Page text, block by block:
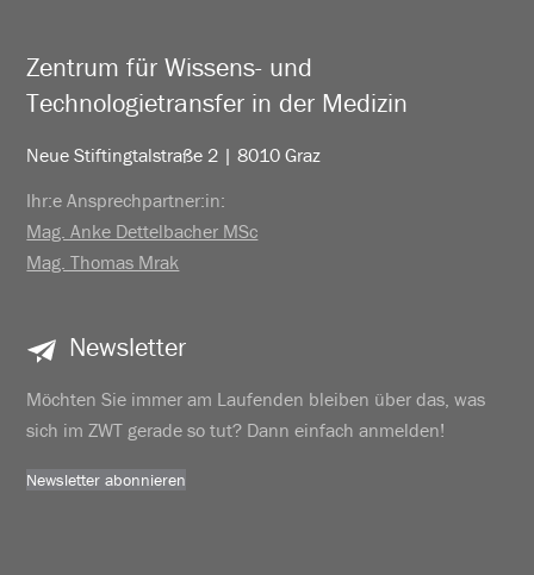
Zentrum für Wissens- und
Technologietransfer in der Medizin
Neue Stiftingtalstraße 2 | 8010 Graz
Ihr:e Ansprechpartner:in:
Mag. Anke Dettelbacher MSc
Mag. Thomas Mrak
Newsletter
Möchten Sie immer am Laufenden bleiben über das, was
sich im ZWT gerade so tut? Dann einfach anmelden!
Newsletter abonnieren